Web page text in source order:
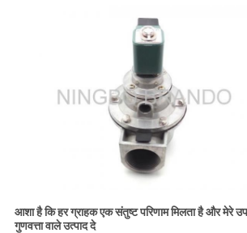
आशा है कि हर ग्राहक एक संतुष्ट परिणाम मिलता है और मेरे
गुणवत्ता वाले उत्पाद दे